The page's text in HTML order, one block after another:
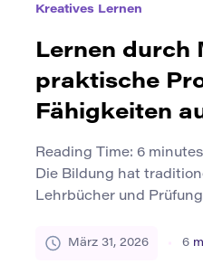
Installationen oder
formalisiert werden.
[…]
Kreatives Lernen
Lernen durch
praktische
Fähigkeiten
Reading Time: 6 minutes
Die Bildung hat
Lehrbücher und
können, lassen sie die
März 31, 2026 6